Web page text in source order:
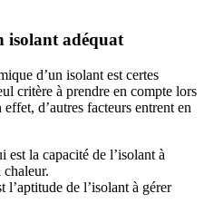
isolant adéquat
d’un isolant est certes
critère à prendre en compte lors
d’autres facteurs entrent en
est la capacité de l’isolant à
de l’isolant à gérer